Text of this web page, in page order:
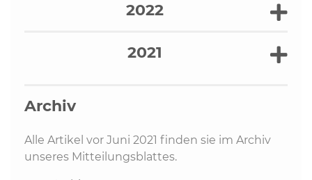
2022
2021
Archiv
Alle Artikel vor Juni 2021 finden sie im Archiv
unseres Mitteilungsblattes.